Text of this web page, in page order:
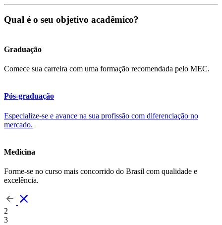
Qual é o seu objetivo acadêmico?
Graduação
Comece sua carreira com uma formação recomendada pelo MEC.
Pós-graduação
Especialize-se e avance na sua profissão com diferenciação no
mercado.
Medicina
Forme-se no curso mais concorrido do Brasil com qualidade e
excelência.
2
3